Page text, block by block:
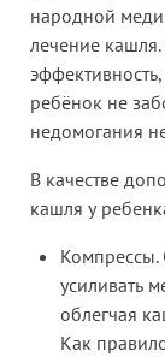
народной
лечение
ребёнок не
недомогания
В качестве
кашля у
усиливать
облегчая
Как